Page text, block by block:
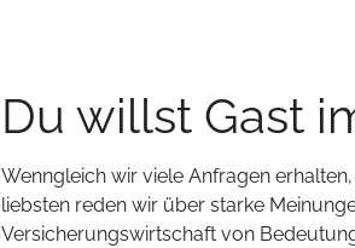
Du willst Gast
Wenngleich wir viele Anfragen
liebsten reden wir über starke
Versicherungswirtschaft von